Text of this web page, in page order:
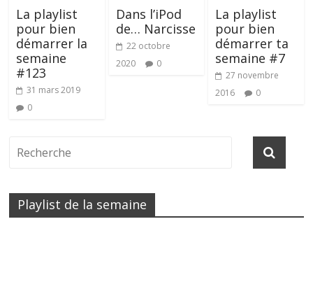
La playlist
pour bien
démarrer la
semaine
#123
31 mars 2019
0
Dans l’iPod
de… Narcisse
22 octobre
2020
0
La playlist
pour bien
démarrer ta
semaine #7
27 novembre
2016
0
Playlist de la semaine